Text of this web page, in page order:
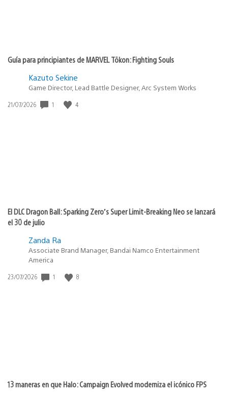
Guía para principiantes de MARVEL Tōkon: Fighting Souls
Kazuto Sekine
Game Director, Lead Battle Designer, Arc System Works
Fecha
21/07/2026 1 4
El DLC Dragon Ball: Sparking Zero’s Super Limit-Breaking Neo se lanzará
el 30 de julio
Zanda Ra
Associate Brand Manager, Bandai Namco Entertainment
America
Fecha
23/07/2026 1 8
13 maneras en que Halo: Campaign Evolved moderniza el icónico FPS